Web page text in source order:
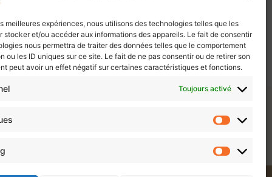
meilleures expériences, nous utilisons des technologies telles que les
stocker et/ou accéder aux informations des appareils. Le fait de consentir
nous permettra de traiter des données telles que le comportement
ou les ID uniques sur ce site. Le fait de ne pas consentir ou de retirer son
peut avoir un effet négatif sur certaines caractéristiques et fonctions.
Toujours activé
Offre digitale Doigt
4,99€
Ajouter au panier